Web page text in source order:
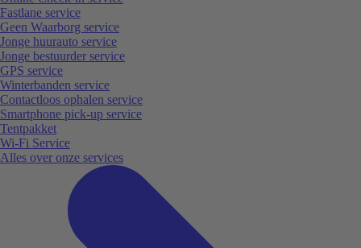
Fastlane service
Geen Waarborg service
Jonge huurauto service
Jonge bestuurder service
GPS service
Winterbanden service
Contactloos ophalen service
Smartphone pick-up service
Tentpakket
Wi-Fi Service
Alles over onze services